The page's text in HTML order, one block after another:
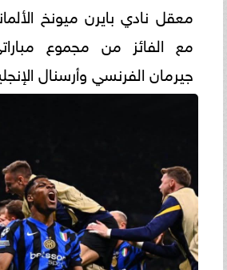
معقل نادي بايرن ميونخ
مع الفائز من مجموع
جيرمان الفرنسي وأرسنال